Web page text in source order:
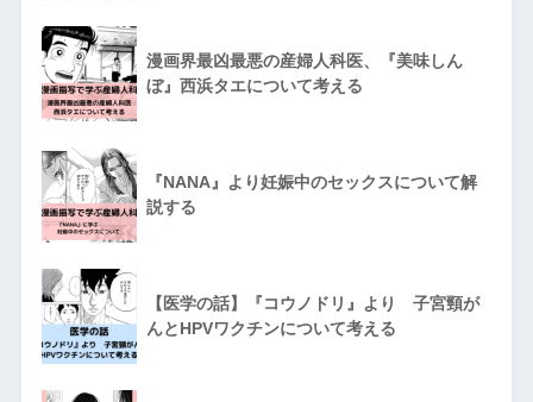
漫画界最凶最悪の産婦人科医、『美味しん
ぼ』西浜タエについて考える
『NANA』より妊娠中のセックスについて解
説する
【医学の話】『コウノドリ』より 子宮頸が
んとHPVワクチンについて考える